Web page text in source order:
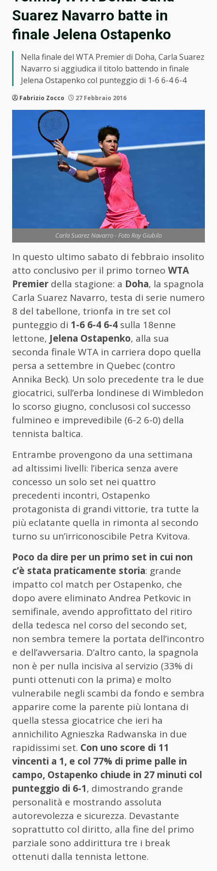
Suarez Navarro batte in
finale Jelena Ostapenko
Nella finale del WTA Premier di Doha, Carla Suarez
Navarro si aggiudica il titolo battendo in finale
Jelena Ostapenko col punteggio di 1-6 6-4 6-4
Fabrizio Zocco 27 Febbraio 2016
Carla Suarez Navarro - Foto Ray Giubilo
In questo ultimo sabato di febbraio insolito
atto conclusivo per il primo torneo WTA
Premier della stagione: a Doha, la spagnola
Carla Suarez Navarro, testa di serie numero
8 del tabellone, trionfa in tre set col
punteggio di 1-6 6-4 6-4 sulla 18enne
lettone, Jelena Ostapenko, alla sua
seconda finale WTA in carriera dopo quella
persa a settembre in Quebec (contro
Annika Beck). Un solo precedente tra le due
giocatrici, sull’erba londinese di Wimbledon
lo scorso giugno, conclusosi col successo
fulmineo e imprevedibile (6-2 6-0) della
tennista baltica.
Entrambe provengono da una settimana
ad altissimi livelli: l’iberica senza avere
concesso un solo set nei quattro
precedenti incontri, Ostapenko
protagonista di grandi vittorie, tra tutte la
più eclatante quella in rimonta al secondo
turno su un’irriconoscibile Petra Kvitova.
Poco da dire per un primo set in cui non
c’è stata praticamente storia: grande
impatto col match per Ostapenko, che
dopo avere eliminato Andrea Petkovic in
semifinale, avendo approfittato del ritiro
della tedesca nel corso del secondo set,
non sembra temere la portata dell’incontro
e dell’avversaria. D’altro canto, la spagnola
non è per nulla incisiva al servizio (33% di
punti ottenuti con la prima) e molto
vulnerabile negli scambi da fondo e sembra
apparire come la parente più lontana di
quella stessa giocatrice che ieri ha
annichilito Agnieszka Radwanska in due
rapidissimi set. Con uno score di 11
vincenti a 1, e col 77% di prime palle in
campo, Ostapenko chiude in 27 minuti col
punteggio di 6-1, dimostrando grande
personalità e mostrando assoluta
autorevolezza e sicurezza. Devastante
soprattutto col diritto, alla fine del primo
parziale sono addirittura tre i break
ottenuti dalla tennista lettone.